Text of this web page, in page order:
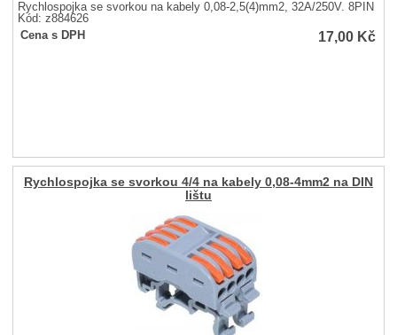
Rychlospojka se svorkou na kabely 0,08-2,5(4)mm2, 32A/250V. 8PIN
Kód: z884626
Cena s DPH
17,00 Kč
Rychlospojka se svorkou 4/4 na kabely 0,08-4mm2 na DIN
lištu